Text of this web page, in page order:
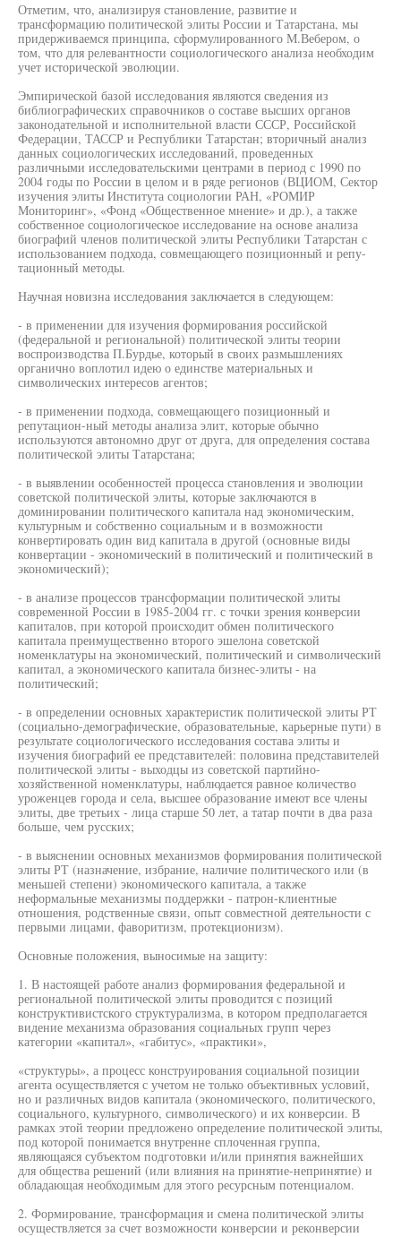
Отметим, что, анализируя становление, развитие и
трансформацию политической элиты России и Татарстана, мы
придерживаемся принципа, сформулированного М.Вебером, о
том, что для релевантности социологического анализа необходим
учет исторической эволюции.
Эмпирической базой исследования являются сведения из
библиографических справочников о составе высших органов
законодательной и исполнительной власти СССР, Российской
Федерации, ТАССР и Республики Татарстан; вторичный анализ
данных социологических исследований, проведенных
различными исследовательскими центрами в период с 1990 по
2004 годы по России в целом и в ряде регионов (ВЦИОМ, Сектор
изучения элиты Института социологии РАН, «РОМИР
Мониторинг», «Фонд «Общественное мнение» и др.), а также
собственное социологическое исследование на основе анализа
биографий членов политической элиты Республики Татарстан с
использованием подхода, совмещающего позиционный и репу-
тационный методы.
Научная новизна исследования заключается в следующем:
- в применении для изучения формирования российской
(федеральной и региональной) политической элиты теории
воспроизводства П.Бурдье, который в своих размышлениях
органично воплотил идею о единстве материальных и
символических интересов агентов;
- в применении подхода, совмещающего позиционный и
репутацион-ный методы анализа элит, которые обычно
используются автономно друг от друга, для определения состава
политической элиты Татарстана;
- в выявлении особенностей процесса становления и эволюции
советской политической элиты, которые заключаются в
доминировании политического капитала над экономическим,
культурным и собственно социальным и в возможности
конвертировать один вид капитала в другой (основные виды
конвертации - экономический в политический и политический в
экономический);
- в анализе процессов трансформации политической элиты
современной России в 1985-2004 гг. с точки зрения конверсии
капиталов, при которой происходит обмен политического
капитала преимущественно второго эшелона советской
номенклатуры на экономический, политический и символический
капитал, а экономического капитала бизнес-элиты - на
политический;
- в определении основных характеристик политической элиты РТ
(социально-демографические, образовательные, карьерные пути) в
результате социологического исследования состава элиты и
изучения биографий ее представителей: половина представителей
политической элиты - выходцы из советской партийно-
хозяйственной номенклатуры, наблюдается равное количество
уроженцев города и села, высшее образование имеют все члены
элиты, две третьих - лица старше 50 лет, а татар почти в два раза
больше, чем русских;
- в выяснении основных механизмов формирования политической
элиты РТ (назначение, избрание, наличие политического или (в
меньшей степени) экономического капитала, а также
неформальные механизмы поддержки - патрон-клиентные
отношения, родственные связи, опыт совместной деятельности с
первыми лицами, фаворитизм, протекционизм).
Основные положения, выносимые на защиту:
1. В настоящей работе анализ формирования федеральной и
региональной политической элиты проводится с позиций
конструктивистского структурализма, в котором предполагается
видение механизма образования социальных групп через
категории «капитал», «габитус», «практики»,
«структуры», а процесс конструирования социальной позиции
агента осуществляется с учетом не только объективных условий,
но и различных видов капитала (экономического, политического,
социального, культурного, символического) и их конверсии. В
рамках этой теории предложено определение политической элиты,
под которой понимается внутренне сплоченная группа,
являющаяся субъектом подготовки и/или принятия важнейших
для общества решений (или влияния на принятие-непринятие) и
обладающая необходимым для этого ресурсным потенциалом.
2. Формирование, трансформация и смена политической элиты
осуществляется за счет возможности конверсии и реконверсии